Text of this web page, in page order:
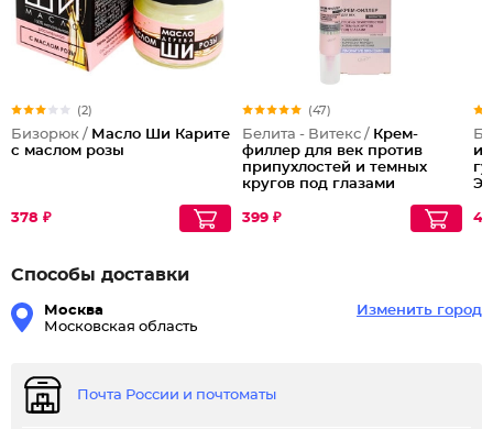
(2)
Бизорюк / Масло Ши Карите
с маслом розы
378 ₽
(47)
Белита - Витекс / Крем-
филлер для век против
припухлостей и темных
кругов под глазами
399 ₽
Способы доставки
Москва
Московская область
Изменить город
Почта России и почтоматы